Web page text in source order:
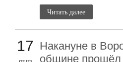
Читать далее
17 Накануне в
общине прошёл